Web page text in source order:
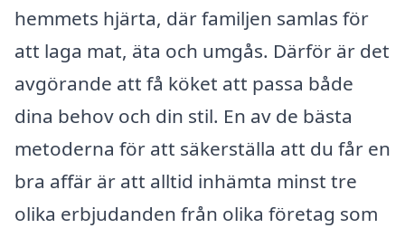
hemmets hjärta, där familjen samlas för
att laga mat, äta och umgås. Därför är det
avgörande att få köket att passa både
dina behov och din stil. En av de bästa
metoderna för att säkerställa att du får en
bra affär är att alltid inhämta minst tre
olika erbjudanden från olika företag som